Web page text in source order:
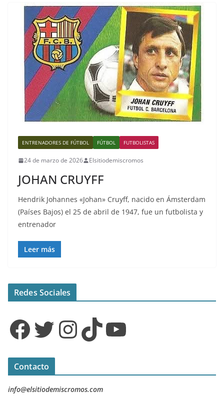
ENTRENADORES DE FÚTBOL FÚTBOL FUTBOLISTAS
24 de marzo de 2026 Elsitiodemiscromos
JOHAN CRUYFF
Hendrik Johannes «Johan» Cruyff, nacido en Ámsterdam
(Países Bajos) el 25 de abril de 1947, fue un futbolista y
entrenador
Leer más
Redes Sociales
Facebook Twitter InstagramTikTok YouTube
Contacto
info@elsitiodemiscromos.com